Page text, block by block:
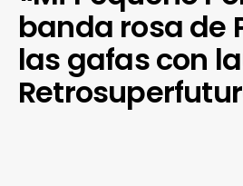
banda rosa de
las gafas con